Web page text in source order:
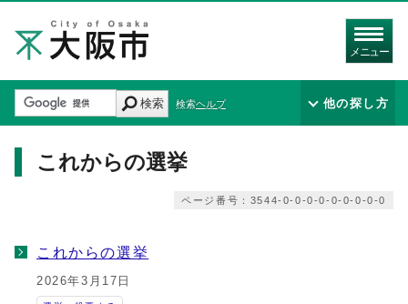
メニュー
検索 検索ヘルプ 他の探し方
これからの選挙
ページ番号：3544-0-0-0-0-0-0-0-0-0
これからの選挙
2026年3月17日